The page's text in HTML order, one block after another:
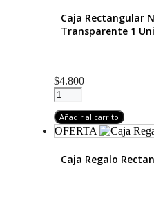
Caja Rectangular
Transparente 1
$4.800
Caja
Rectangular
Negra
Con
Transparente
Añadir al carrito
OFERTA
Caja Regalo